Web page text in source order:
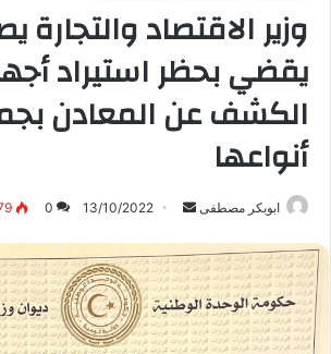
وزير الاقتصاد والتجارة
يقضي بحظر استيراد
الكشف عن المعادن
أنواعها
ابوبكر مصطفى
س
ل
ب
ر
13/10/2022
0